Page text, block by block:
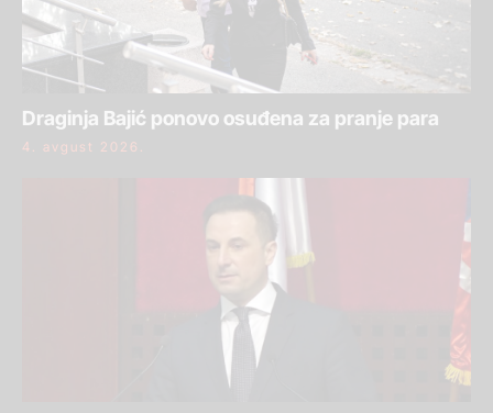
Draginja Bajić ponovo osuđena za pranje para
4. avgust 2026.